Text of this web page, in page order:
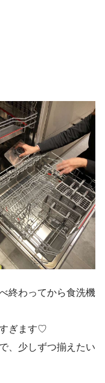
終わってから食洗機
ぎます♡
、少しずつ揃えたい